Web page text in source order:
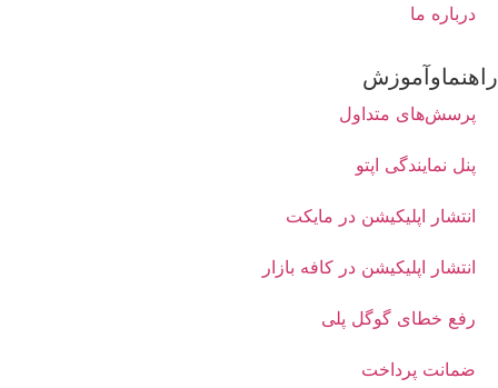
درباره ما
پرسش‌های متداول
پنل نمایندگی اپتو
انتشار اپلیکیشن در مایکت
انتشار اپلیکیشن در کافه بازار
رفع خطای گوگل پلی
ضمانت پرداخت